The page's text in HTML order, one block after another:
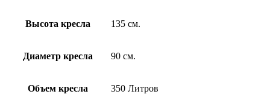
Высота кресла 135 см.
Диаметр кресла 90 см.
Объем кресла 350 Литров